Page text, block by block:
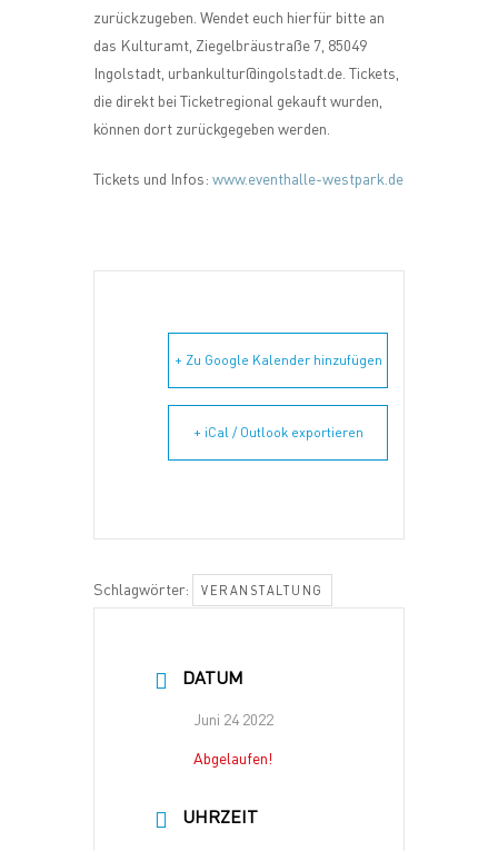
zurückzugeben. Wendet euch hierfür bitte an
das Kulturamt, Ziegelbräustraße 7, 85049
Ingolstadt, urbankultur@ingolstadt.de. Tickets,
die direkt bei Ticketregional gekauft wurden,
können dort zurückgegeben werden.
Tickets und Infos: www.eventhalle-westpark.de
+ Zu Google Kalender hinzufügen
+ iCal / Outlook exportieren
Schlagwörter: VERANSTALTUNG
DATUM
Juni 24 2022
Abgelaufen!
UHRZEIT